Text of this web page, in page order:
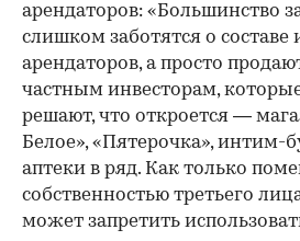
арендаторов: «Большинство
слишком заботятся о составе
арендаторов, а просто
частным инвесторам,
решают, что откроется —
Белое», «Пятерочка», интим-
аптеки в ряд. Как только
собственностью третьего
может запретить